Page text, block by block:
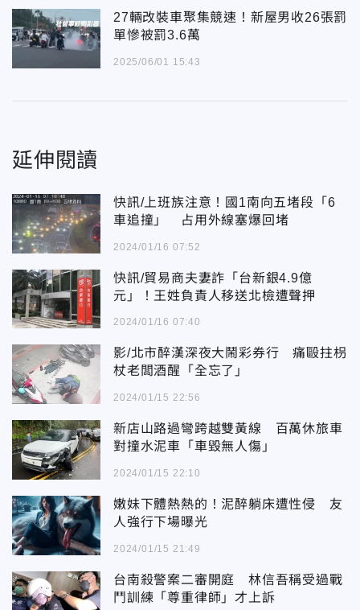
27輛改裝車聚集競速！新屋男收26張罰
單慘被罰3.6萬
2025/06/01 15:43
延伸閱讀
快訊/上班族注意！國1南向五堵段「6
車追撞」 占用外線塞爆回堵
2024/01/16 07:52
快訊/貿易商夫妻詐「台新銀4.9億
元」！王姓負責人移送北檢遭聲押
2024/01/16 07:40
影/北市醉漢深夜大鬧彩券行 痛毆拄枴
杖老闆酒醒「全忘了」
2024/01/15 22:56
新店山路過彎跨越雙黃線 百萬休旅車
對撞水泥車「車毀無人傷」
2024/01/15 22:10
嫩妹下體熱熱的！泥醉躺床遭性侵 友
人強行下場曝光
2024/01/15 21:49
台南殺警案二審開庭 林信吾稱受過戰
鬥訓練「尊重律師」才上訴